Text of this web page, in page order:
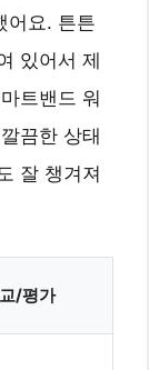
어요. 튼튼
있어서 제
트밴드 워
끔한 상태
잘 챙겨져
/평가